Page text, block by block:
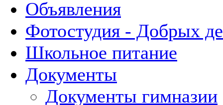
Объявления
Фотостудия - Добрых
Школьное питание
Документы
Документы гимназии